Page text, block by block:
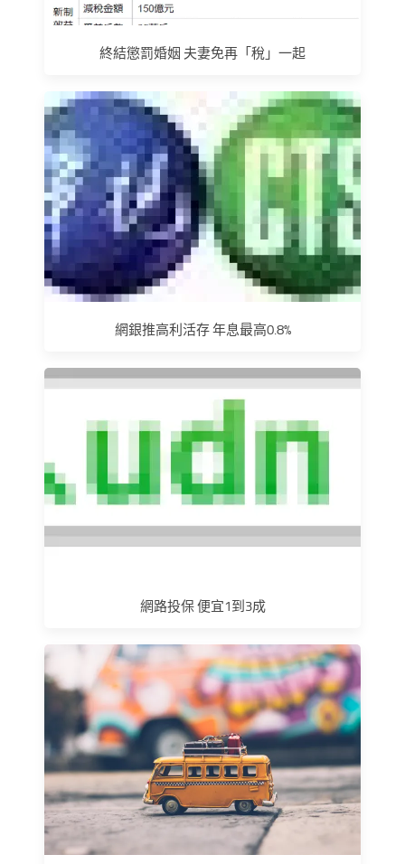
終結懲罰婚姻 夫妻免再「稅」一起
網銀推高利活存 年息最高0.8%
網路投保 便宜1到3成